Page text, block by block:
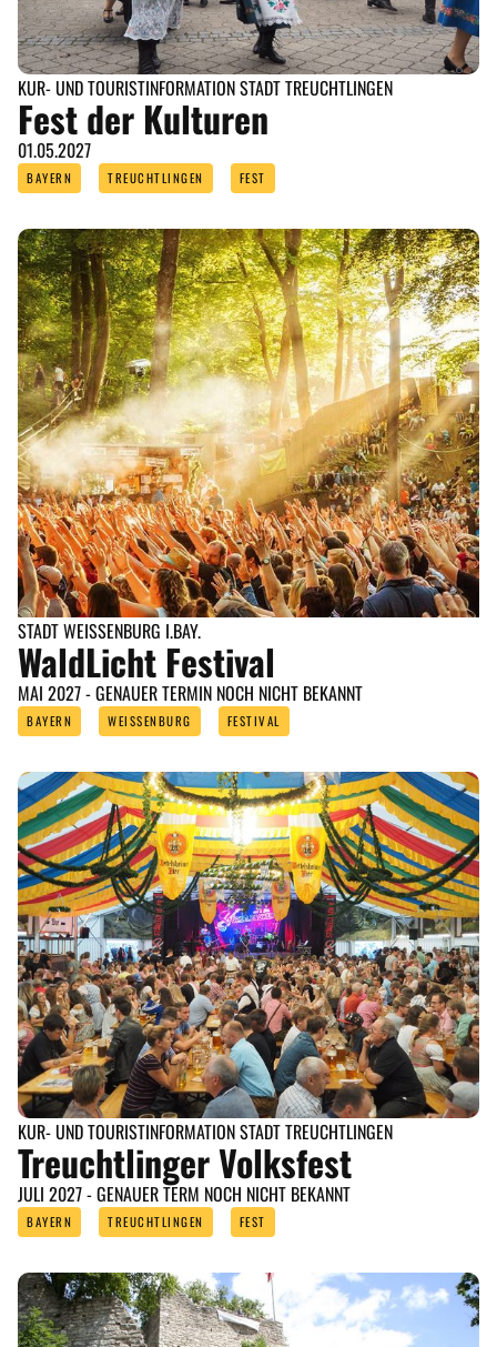
REGIONEN
ORTE
REISEFÜHRER
REISEMAGAZINE
THEMEN
ANGEBOTE
KUR- UND TOURISTINFORMATION STADT TREUCHTLINGEN
Fest der Kulturen
01.05.2027
BAYERN TREUCHTLINGEN FEST
STADT WEISSENBURG I.BAY.
WaldLicht Festival
MAI 2027 - GENAUER TERMIN NOCH NICHT BEKANNT
BAYERN WEISSENBURG FESTIVAL
KUR- UND TOURISTINFORMATION STADT TREUCHTLINGEN
Treuchtlinger Volksfest
JULI 2027 - GENAUER TERM NOCH NICHT BEKANNT
BAYERN TREUCHTLINGEN FEST